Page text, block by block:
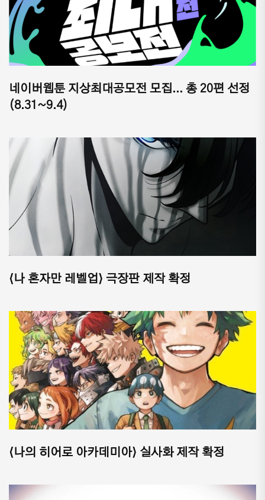
네이버웹툰 지상최대공모전 모집... 총 20편 선정
(8.31~9.4)
⟨나 혼자만 레벨업⟩ 극장판 제작 확정
⟨나의 히어로 아카데미아⟩ 실사화 제작 확정